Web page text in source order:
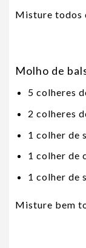
Misture todos
Molho de
5 colheres
2 colheres
1 colher de
1 colher de
1 colher de
Misture bem